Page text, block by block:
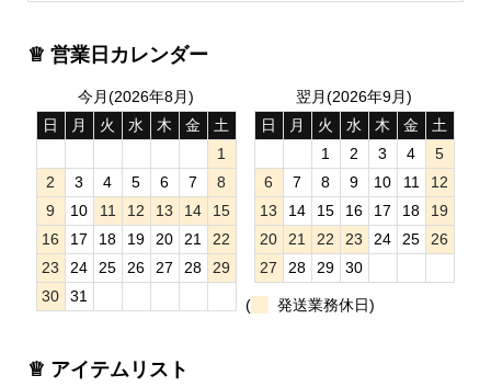
♕ 営業日カレンダー
今月(2026年8月)
日
月 火 水 木 金
土
1
2
3 4 5 6 7
8
9
10 11 12 13 14
15
16
17 18 19 20 21
22
23
24 25 26 27 28
29
30
31
翌月(2026年9月)
日
月 火 水 木 金
土
1
2 3 4
5
6
7 8 9 10 11
12
13
14 15 16 17 18
19
20
21 22 23 24 25
26
27
28 29 30
( 発送業務休日)
♕ アイテムリスト